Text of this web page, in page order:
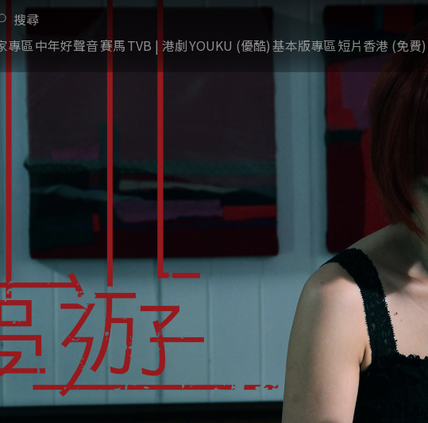
搜尋
專區中年好聲音賽馬TVB | 港劇YOUKU (優酷)基本版專區短片香港 (免費)